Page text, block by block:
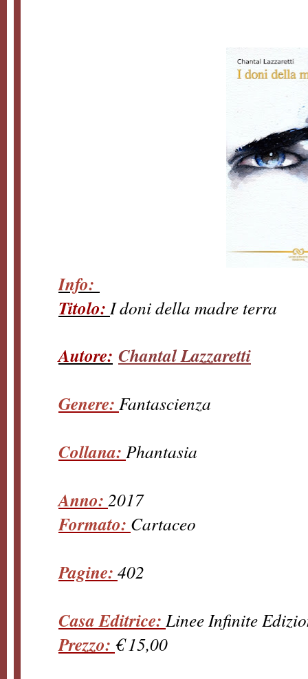
Info:
Titolo: I doni della madre terra
Autore: Chantal Lazzaretti
Genere: Fantascienza
Collana: Phantasia
Anno: 2017
Formato: Cartaceo
Pagine: 402
Casa Editrice: Linee Infinite
Prezzo: € 15,00